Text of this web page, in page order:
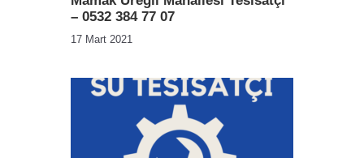
– 0532 384 77 07
17 Mart 2021